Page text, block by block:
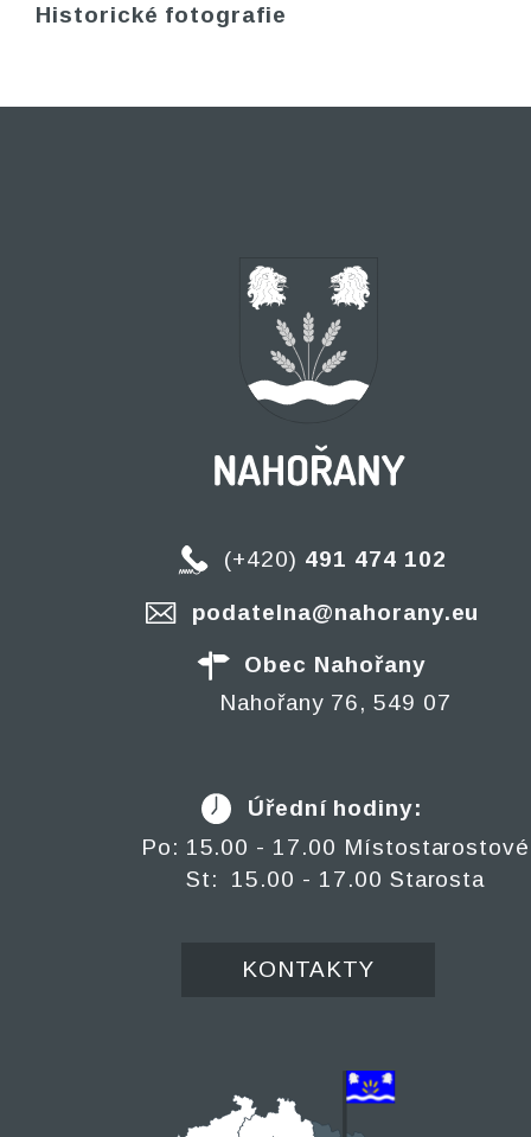
Historické fotografie
(+420) 491 474 102
podatelna@nahorany.eu
Obec Nahořany
Nahořany 76, 549 07
Úřední hodiny:
Po: 15.00 - 17.00 Místostarostové
St: 15.00 - 17.00 Starosta
KONTAKTY